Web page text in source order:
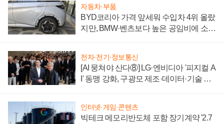
자동차·부품
BYD코리아 가격 앞세워 수입차 4위 올랐
지만, BMW·벤츠보다 높은 공임비에 소비
전자·전기·정보통신
[AI 뭉쳐야 산다⑧] LG·엔비디아 '피지컬 A
I' 동맹 강화, 구광모 제조·데이터·기술 결
인터넷·게임·콘텐츠
빅테크 메모리반도체 포함 장기계약 '2.7